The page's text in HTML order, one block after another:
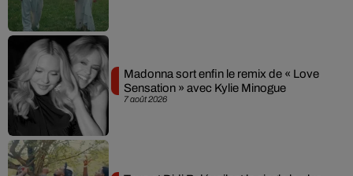
7 août 2026
Madonna sort enfin le remix de « Love
Sensation » avec Kylie Minogue